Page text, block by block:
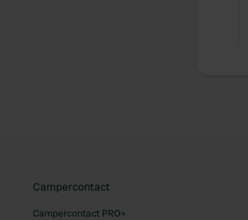
Campercontact
Campercontact PRO+